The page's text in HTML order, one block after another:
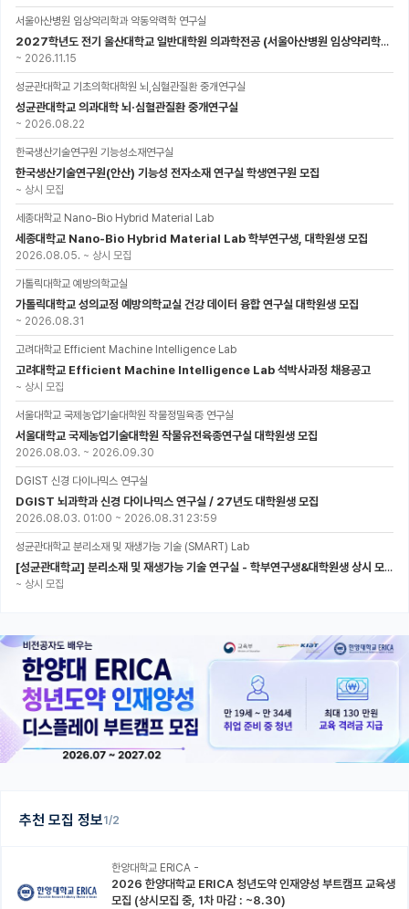
추천 모집 정보1/2
한양대학교 ERICA -
2026 한양대학교 ERICA 청년도약 인재양성 부트캠프 교육생
모집 (상시모집 중, 1차 마감 : ~8.30)
서울아산병원 임상약리학과 약동약력학 연구실
2027학년도 전기 울산대학교 일반대학원 의과학전공 (서울아산병원 임상약리학과 약동약력학 연구실) 대학원생 모집공고
~ 2026.11.15
성균관대학교 기초의학대학원 뇌,심혈관질환 중개연구실
성균관대학교 의과대학 뇌·심혈관질환 중개연구실
~ 2026.08.22
한국생산기술연구원 기능성소재연구실
한국생산기술연구원(안산) 기능성 전자소재 연구실 학생연구원 모집
~ 상시 모집
세종대학교 Nano-Bio Hybrid Material Lab
세종대학교 Nano-Bio Hybrid Material Lab 학부연구생, 대학원생 모집
2026.08.05. ~ 상시 모집
가톨릭대학교 예방의학교실
가톨릭대학교 성의교정 예방의학교실 건강 데이터 융합 연구실 대학원생 모집
~ 2026.08.31
고려대학교 Efficient Machine Intelligence Lab
고려대학교 Efficient Machine Intelligence Lab 석박사과정 채용공고
~ 상시 모집
서울대학교 국제농업기술대학원 작물정밀육종 연구실
서울대학교 국제농업기술대학원 작물유전육종연구실 대학원생 모집
2026.08.03. ~ 2026.09.30
DGIST 신경 다이나믹스 연구실
DGIST 뇌과학과 신경 다이나믹스 연구실 / 27년도 대학원생 모집
2026.08.03. 01:00 ~ 2026.08.31 23:59
성균관대학교 분리소재 및 재생가능 기술 (SMART) Lab
[성균관대학교] 분리소재 및 재생가능 기술 연구실 - 학부연구생&대학원생 상시 모집 (미래에너지공학과)
~ 상시 모집